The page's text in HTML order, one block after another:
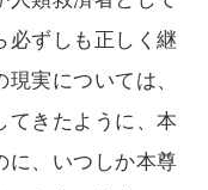
必ずしも正しく継
実については、
てきたように、本
に、いつしか本尊